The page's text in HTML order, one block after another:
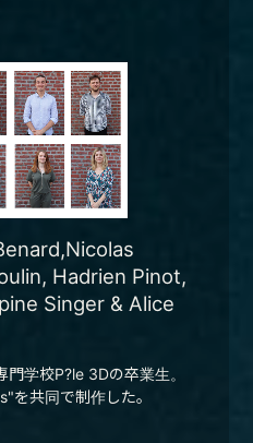
Hadrien Pinot,
Singer & Alice
学校P?le 3Dの卒業生。
を共同で制作した。